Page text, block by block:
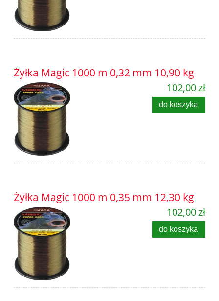
Żyłka Magic 1000 m 0,32 mm 10,90 kg
102,00 zł
do koszyka
Żyłka Magic 1000 m 0,35 mm 12,30 kg
102,00 zł
do koszyka